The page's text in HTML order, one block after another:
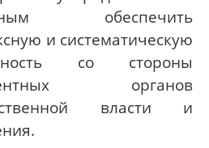
обеспечить
и систематическую
со стороны
органов
власти и